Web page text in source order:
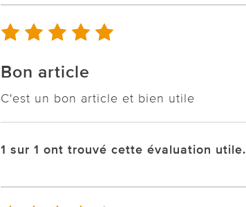
Bon article
C'est un bon article et bien utile
1 sur 1 ont trouvé cette évaluation utile.